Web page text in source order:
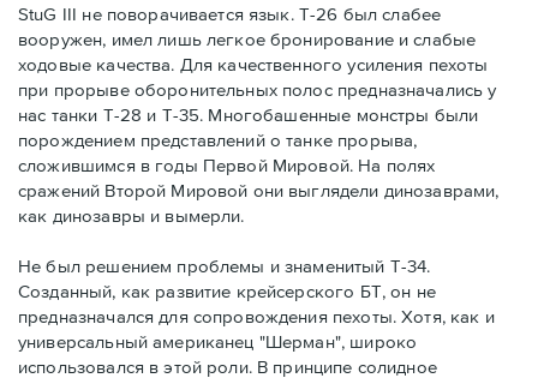
StuG III не поворачивается язык. Т-26 был слабее
вооружен, имел лишь легкое бронирование и слабые
ходовые качества. Для качественного усиления пехоты
при прорыве оборонительных полос предназначались у
нас танки Т-28 и Т-35. Многобашенные монстры были
порождением представлений о танке прорыва,
сложившимся в годы Первой Мировой. На полях
сражений Второй Мировой они выглядели динозаврами,
как динозавры и вымерли.
Не был решением проблемы и знаменитый Т-34.
Созданный, как развитие крейсерского БТ, он не
предназначался для сопровождения пехоты. Хотя, как и
универсальный американец "Шерман", широко
использовался в этой роли. В принципе солидное